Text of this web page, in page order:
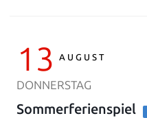
13 AUGUST
DONNERSTAG
Sommerferienspiel